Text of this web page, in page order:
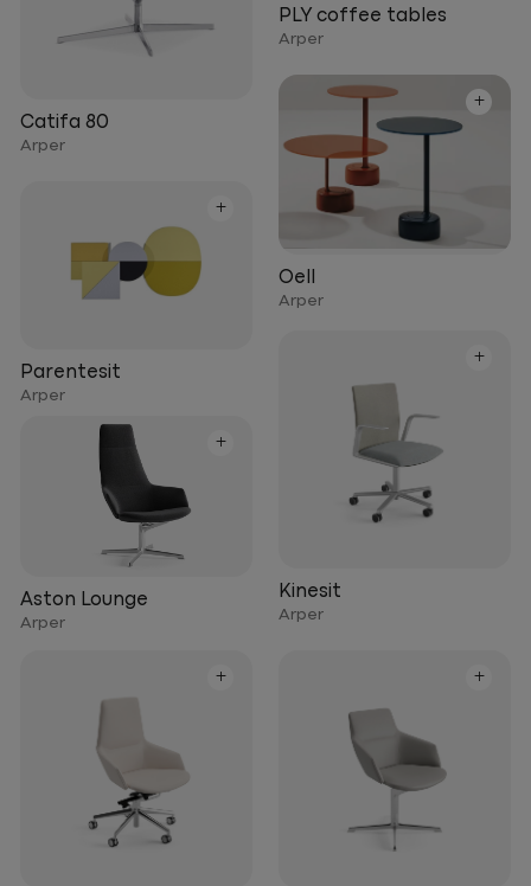
PLY coffee tables
Arper
Catifa 80
Arper
+
Oell
Arper
+
Parentesit
Arper
+
Kinesit
Arper
+
Aston Lounge
Arper
+
+